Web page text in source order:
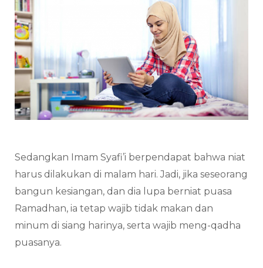
Sedangkan Imam Syafi’i berpendapat bahwa niat
harus dilakukan di malam hari. Jadi, jika seseorang
bangun kesiangan, dan dia lupa berniat puasa
Ramadhan, ia tetap wajib tidak makan dan
minum di siang harinya, serta wajib meng-qadha
puasanya.